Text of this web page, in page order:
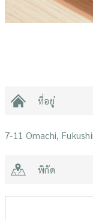
ที่อยู่
7-11 Omachi,
พิกัด